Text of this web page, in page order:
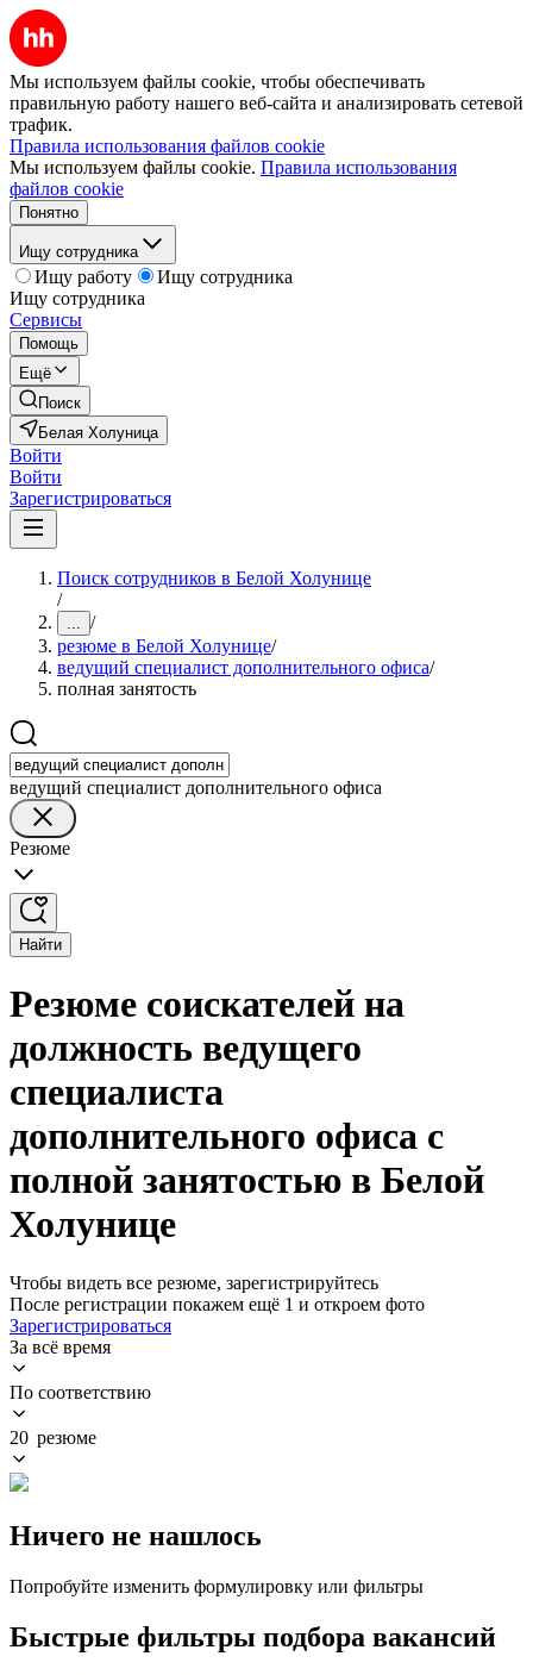
Мы используем файлы cookie, чтобы обеспечивать
правильную работу нашего веб-сайта и анализировать сетевой
трафик.
Правила использования файлов cookie
Мы используем файлы cookie. Правила использования
файлов cookie
Понятно
Ищу сотрудника
Ищу работу
Ищу сотрудника
Ищу сотрудника
Сервисы
Помощь
Ещё
Поиск
Белая Холуница
Войти
Войти
Зарегистрироваться
Поиск сотрудников в Белой Холунице
/
... /
резюме в Белой Холунице/
ведущий специалист дополнительного офиса/
полная занятость
ведущий специалист дополнительного офиса
Резюме
Найти
Резюме соискателей на
должность ведущего
специалиста
дополнительного офиса с
полной занятостью в Белой
Холунице
Чтобы видеть все резюме, зарегистрируйтесь
После регистрации покажем ещё 1 и откроем фото
Зарегистрироваться
За всё время
По соответствию
20 резюме
Ничего не нашлось
Попробуйте изменить формулировку или фильтры
Быстрые фильтры подбора вакансий